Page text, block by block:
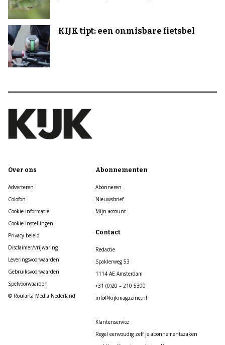
KIJK tipt: een onmisbare fietsbel
Over ons
Adverteren
Colofon
Cookie informatie
Cookie Instellingen
Privacy beleid
Disclaimer/vrijwaring
Leveringsvoorwaarden
Gebruiksvoorwaarden
Spelvoorwaarden
© Roularta Media Nederland
Abonnementen
Abonneren
Nieuwsbrief
Mijn account
Contact
Redactie
Spaklerweg 53
1114 AE Amsterdam
+31 (0)20 – 210 5300
info@kijkmagazine.nl
Klantenservice
Regel eenvoudig zelf je abonnementszaken